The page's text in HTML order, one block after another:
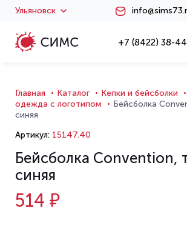
Ульяновск
+7 (8422) 38-
Главная Каталог Кепки и бейсболки
одежда с логотипом
Бейсболка
синяя
Артикул: 15147.40
Бейсболка Convention,
синяя
514 ₽